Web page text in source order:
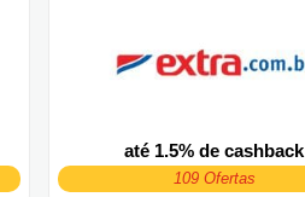
até 1.5% de cashback
109 Ofertas